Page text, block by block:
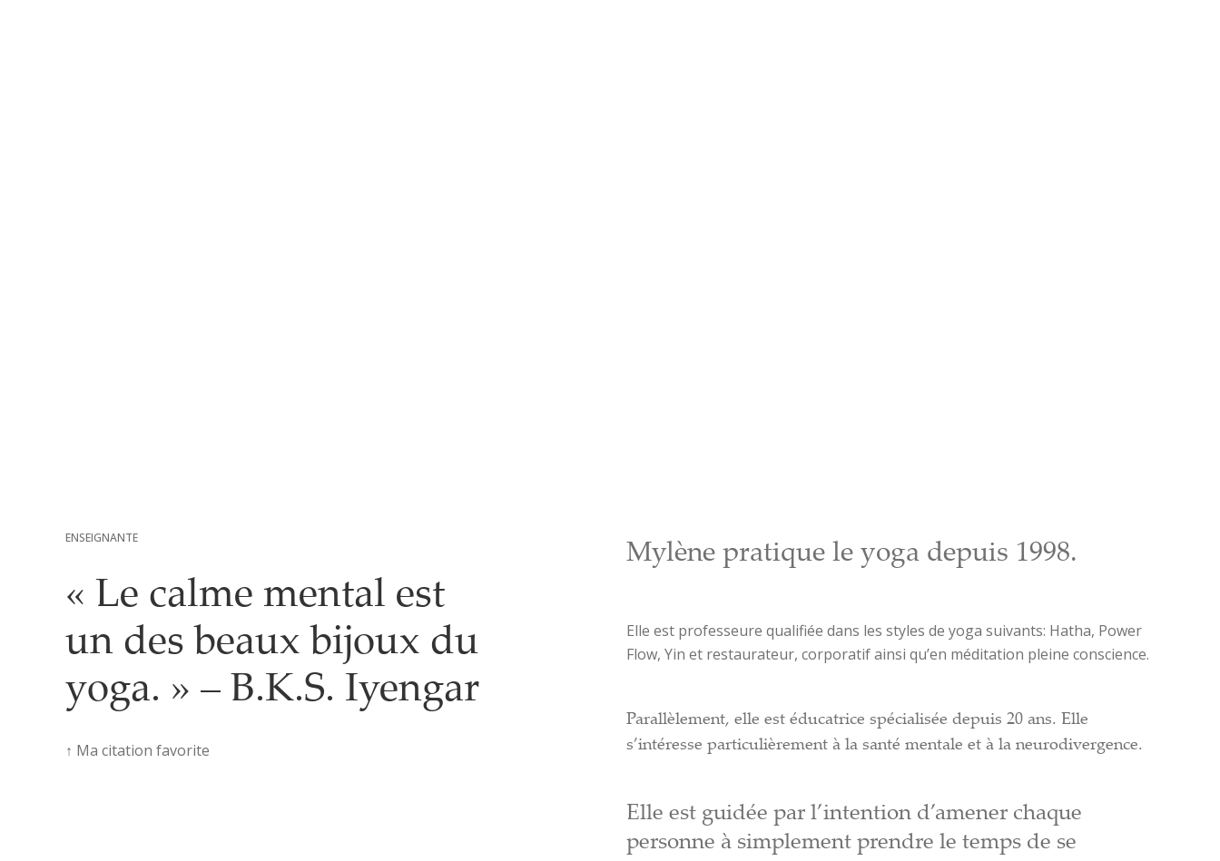
ENSEIGNANTE
« Le calme mental est
un des beaux bijoux du
yoga. » – B.K.S. Iyengar
↑ Ma citation favorite
Mylène pratique le yoga depuis 1998.
Elle est professeure qualifiée dans les styles de yoga suivants: Hatha, Power
Flow, Yin et restaurateur, corporatif ainsi qu’en méditation pleine conscience.
Parallèlement, elle est éducatrice spécialisée depuis 20 ans. Elle
s’intéresse particulièrement à la santé mentale et à la neurodivergence.
Elle est guidée par l’intention d’amener chaque
personne à simplement prendre le temps de se